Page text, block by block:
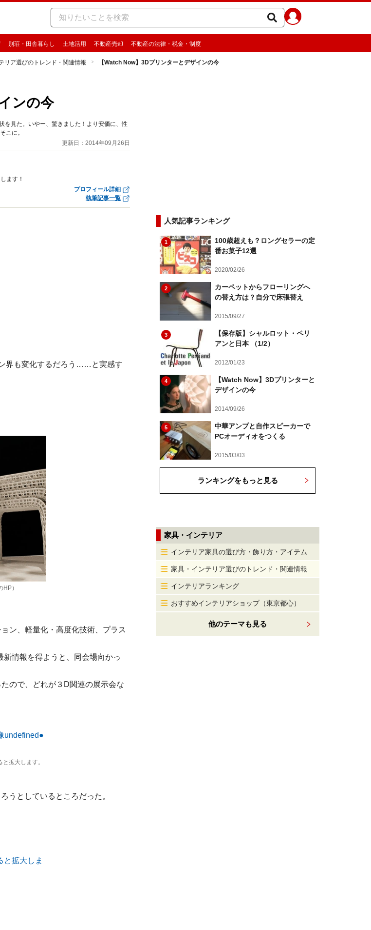
別荘・田舎暮らし 土地活用 不動産売却 不動産の法律・税金・制度
リア選びのトレンド・関連情報 【Watch Now】3Dプリンターとデザインの今
ンの今
を見た。いやー、驚きました！より安価に、性
こに。
更新日：2014年09月26日
ます！
プロフィール詳細
執筆記事一覧
界も変化するだろう……と実感す
のHP）
ン、軽量化・高度化技術、プラス
情報を得ようと、同会場向かっ
ので、どれが３D関連の展示会な
拡大します。
うとしているところだった。
人気記事ランキング
1
100歳超えも？ロングセラーの定
番お菓子12選
2020/02/26
2
カーペットからフローリングへ
の替え方は？自分で床張替え
2015/09/27
3
【保存版】シャルロット・ペリ
アンと日本 （1/2）
2012/01/23
4
【Watch Now】3Dプリンターと
デザインの今
2014/09/26
5
中華アンプと自作スピーカーで
PCオーディオをつくる
2015/03/03
ランキングをもっと見る
家具・インテリア
インテリア家具の選び方・飾り方・アイテム
家具・インテリア選びのトレンド・関連情報
インテリアランキング
おすすめインテリアショップ（東京都心）
他のテーマも見る